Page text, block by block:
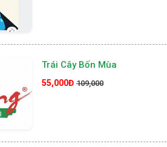
Trái Cây Bốn Mùa
55,000Đ 109,000